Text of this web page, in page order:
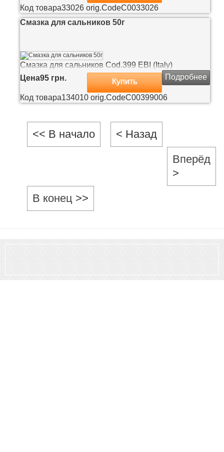
Код товара33026 orig.CodeС0033026
Смазка для сальников 50г
Смазка для сальников Cod.399 EBI (Italy)
Цена95 грн. Подробнее
Купить
Код товара134010 orig.CodeC00399006
В начало
Назад
Вперёд
В конец